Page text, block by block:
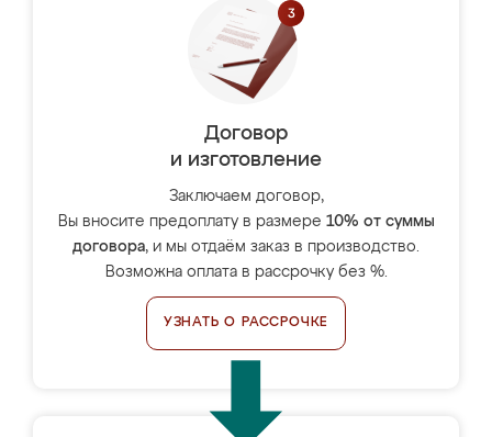
Договор
и изготовление
Заключаем договор,
Вы вносите предоплату в размере 10% от суммы
договора, и мы отдаём заказ в производство.
Возможна оплата в рассрочку без %.
УЗНАТЬ О РАССРОЧКЕ